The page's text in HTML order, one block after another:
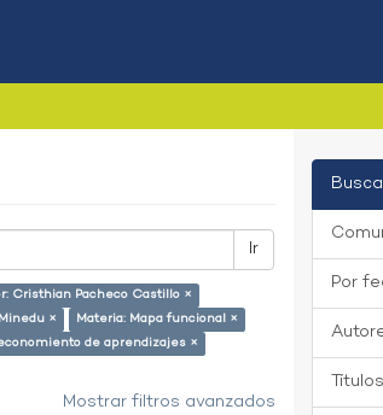
Ir
Cristhian Pacheco Castillo ×
×
Materia: Mapa funcional ×
de aprendizajes ×
Mostrar filtros avanzados
Por
Títulos